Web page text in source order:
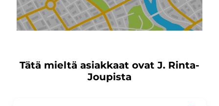
Tätä mieltä asiakkaat ovat J. Rinta-
Joupista